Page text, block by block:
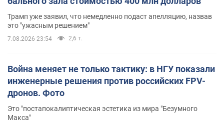
Трамп уже заявил, что немедленно подаст апелляцию, назвав
это "ужасным решением"
7.08.2026 23:54 2,6 т.
Война меняет не только тактику: в НГУ показали
инженерные решения против российских FPV-
дронов. Фото
Это "постапокалиптическая эстетика из мира "Безумного
Макса"